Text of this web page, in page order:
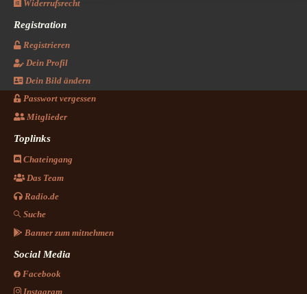
Widerrufsrecht
Registration
Registrieren
Dein Profil
Dein Bild ändern
Passwort vergessen
Mitglieder
Toplinks
Chateingang
Das Team
Radio.de
Suche
Banner zum mitnehmen
Social Media
Facebook
Instagram